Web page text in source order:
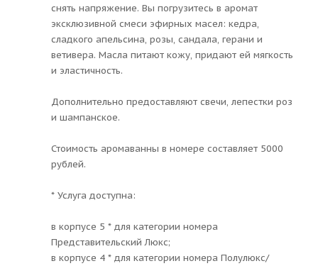
снять напряжение. Вы погрузитесь в аромат
эксклюзивной смеси эфирных масел: кедра,
сладкого апельсина, розы, сандала, герани и
ветивера. Масла питают кожу, придают ей мягкость
и эластичность.
Дополнительно предоставляют свечи, лепестки роз
и шампанское.
Стоимость аромаванны в номере составляет 5000
рублей.
* Услуга доступна:
в корпусе 5 * для категории номера
Представительский Люкс;
в корпусе 4 * для категории номера Полулюкс/